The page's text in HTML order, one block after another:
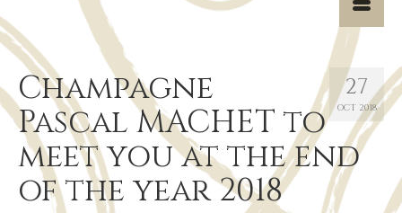
27
OCT 2018
Champagne
Pascal MACHET to
meet you at the end
of the year 2018